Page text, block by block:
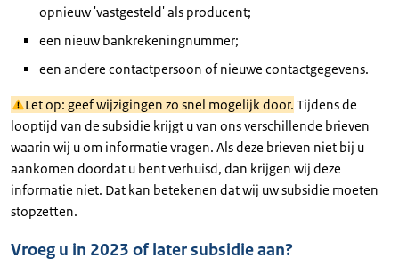
opnieuw 'vastgesteld' als producent;
een nieuw bankrekeningnummer;
een andere contactpersoon of nieuwe contactgegevens.
Let op: geef wijzigingen zo snel mogelijk door. Tijdens de
looptijd van de subsidie krijgt u van ons verschillende brieven
waarin wij u om informatie vragen. Als deze brieven niet bij u
aankomen doordat u bent verhuisd, dan krijgen wij deze
informatie niet. Dat kan betekenen dat wij uw subsidie moeten
stopzetten.
Vroeg u in 2023 of later subsidie aan?